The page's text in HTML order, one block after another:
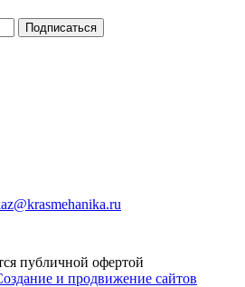
публичной офертой
и продвижение сайтов